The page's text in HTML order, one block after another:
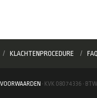
KLACHTENPROCEDURE FAQ
· KVK 08074336 ·